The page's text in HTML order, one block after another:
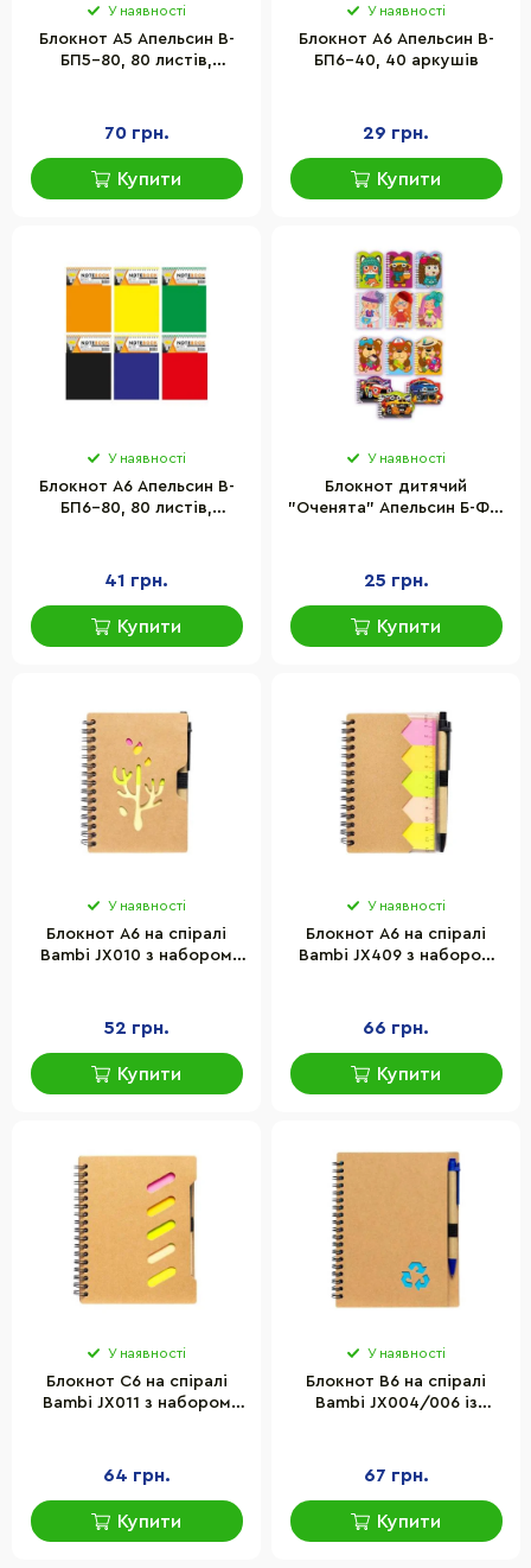
У наявності
Блокнот А5 Апельсин В-
БП5-80, 80 листів,
70 грн.
Купити
У наявності
Блокнот А6 Апельсин В-
БП6-40, 40 аркушів
29 грн.
Купити
У наявності
Блокнот А6 Апельсин В-
БП6-80, 80 листів,
41 грн.
Купити
У наявності
Блокнот дитячий
"Оченята" Апельсин Б-Ф7-
25 грн.
Купити
У наявності
Блокнот А6 на спіралі
Bambi JX010 з набором
52 грн.
Купити
У наявності
Блокнот А6 на спіралі
Bambi JX409 з набором
66 грн.
Купити
У наявності
Блокнот С6 на спіралі
Bambi JX011 з набором
64 грн.
Купити
У наявності
Блокнот В6 на спіралі
Bambi JX004/006 із
67 грн.
Купити